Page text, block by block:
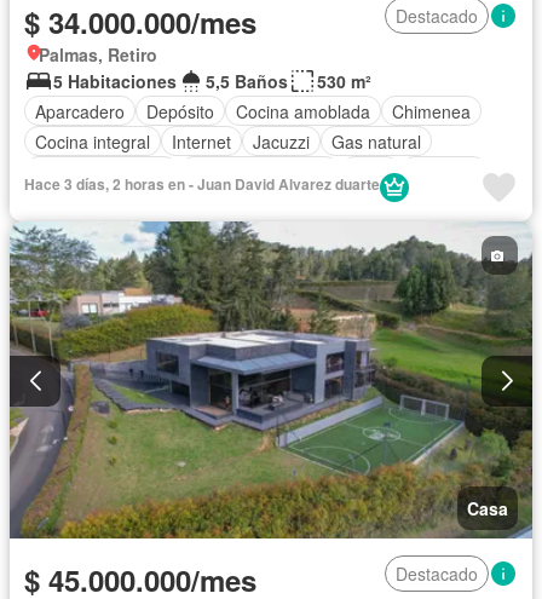
$ 34.000.000/mes
Destacado
Palmas, Retiro
5 Habitaciones
5,5 Baños
530 m²
Aparcadero
Depósito Cocina amoblada
Chimenea
Cocina integral
Internet Jacuzzi
Gas natural
Patio
Gimnasio
Sauna
Seguridad privada
Permite mascotas
Permite niños
Hace 3 días, 2 horas en - Juan David Alvarez duarte
Casa
$ 45.000.000/mes
Destacado